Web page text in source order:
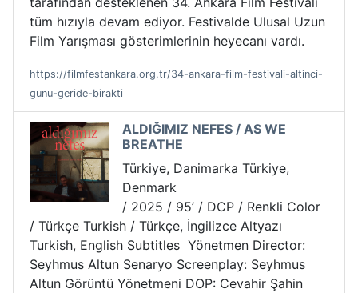
tüm hızıyla devam ediyor. Festivalde Ulusal Uzun
Film Yarışması gösterimlerinin heyecanı vardı.
https://filmfestankara.org.tr/34-ankara-film-festivali-altinci-
gunu-geride-birakti
ALDIĞIMIZ NEFES / AS WE
BREATHE
Türkiye, Danimarka Türkiye,
Denmark
/ 2025 / 95’ / DCP / Renkli Color
/ Türkçe Turkish / Türkçe, İngilizce Altyazı
Turkish, English Subtitles Yönetmen Director:
Seyhmus Altun Senaryo Screenplay: Seyhmus
Altun Görüntü Yönetmeni DOP: Cevahir Şahin